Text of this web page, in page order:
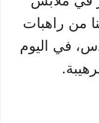
من راهبات
في اليوم